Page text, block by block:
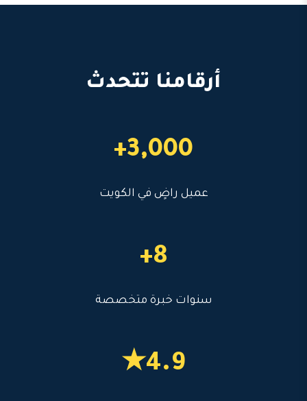
أرقامنا تتحدث
3,000+
عميل راضٍ في الكويت
8+
سنوات خبرة متخصصة
4.9★